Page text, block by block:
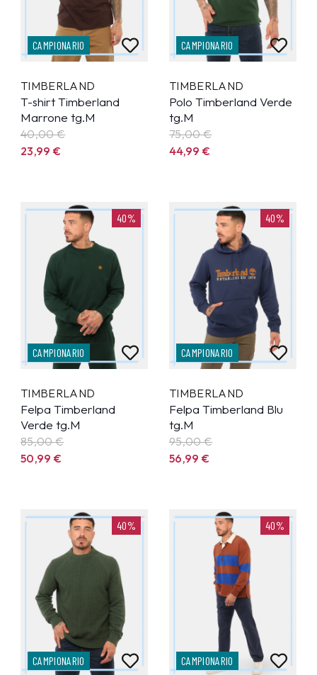
CAMPIONARIO
TIMBERLAND
T-shirt Timberland
Marrone tg.M
40,00 €
23,99€
CAMPIONARIO
TIMBERLAND
Polo Timberland Verde
tg.M
75,00 €
44,99€
40%
CAMPIONARIO
TIMBERLAND
Felpa Timberland
Verde tg.M
85,00 €
50,99€
40%
CAMPIONARIO
TIMBERLAND
Felpa Timberland Blu
tg.M
95,00 €
56,99€
40%
CAMPIONARIO
40%
CAMPIONARIO